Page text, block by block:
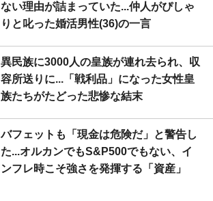
ない理由が詰まっていた...仲人がぴしゃ
りと叱った婚活男性(36)の一言
異民族に3000人の皇族が連れ去られ、収
容所送りに...「戦利品」になった女性皇
族たちがたどった悲惨な結末
バフェットも「現金は危険だ」と警告し
た...オルカンでもS&P500でもない、イ
ンフレ時こそ強さを発揮する「資産」